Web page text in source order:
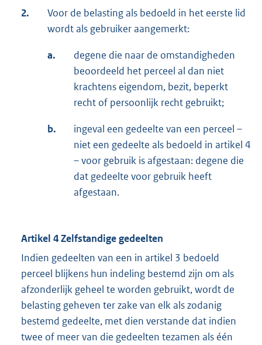
2.
Voor de belasting als bedoeld in het eerste lid
wordt als gebruiker aangemerkt:
a.
degene die naar de omstandigheden
beoordeeld het perceel al dan niet
krachtens eigendom, bezit, beperkt
recht of persoonlijk recht gebruikt;
b.
ingeval een gedeelte van een perceel –
niet een gedeelte als bedoeld in artikel 4
– voor gebruik is afgestaan: degene die
dat gedeelte voor gebruik heeft
afgestaan.
Artikel 4 Zelfstandige gedeelten
Indien gedeelten van een in artikel 3 bedoeld
perceel blijkens hun indeling bestemd zijn om als
afzonderlijk geheel te worden gebruikt, wordt de
belasting geheven ter zake van elk als zodanig
bestemd gedeelte, met dien verstande dat indien
twee of meer van die gedeelten tezamen als één